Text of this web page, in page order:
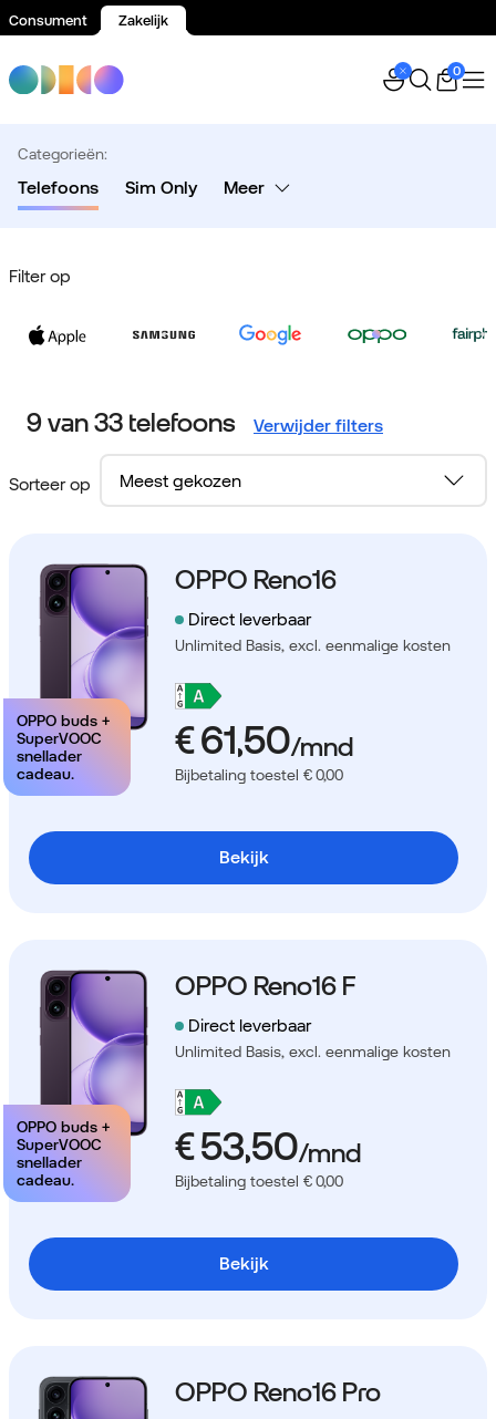
Consument Zakelijk
0
Categorieën:
Telefoons Sim Only Meer
Filter op
9 van 33 telefoons Verwijder filters
Sorteer op
OPPO buds +
SuperVOOC
snellader
cadeau.
OPPO Reno16
Direct leverbaar
Unlimited Basis, excl. eenmalige kosten
Bijbetaling toestel € 0,00
Bekijk
OPPO buds +
SuperVOOC
snellader
cadeau.
OPPO Reno16 F
Direct leverbaar
Unlimited Basis, excl. eenmalige kosten
Bijbetaling toestel € 0,00
Bekijk
OPPO Reno16 Pro